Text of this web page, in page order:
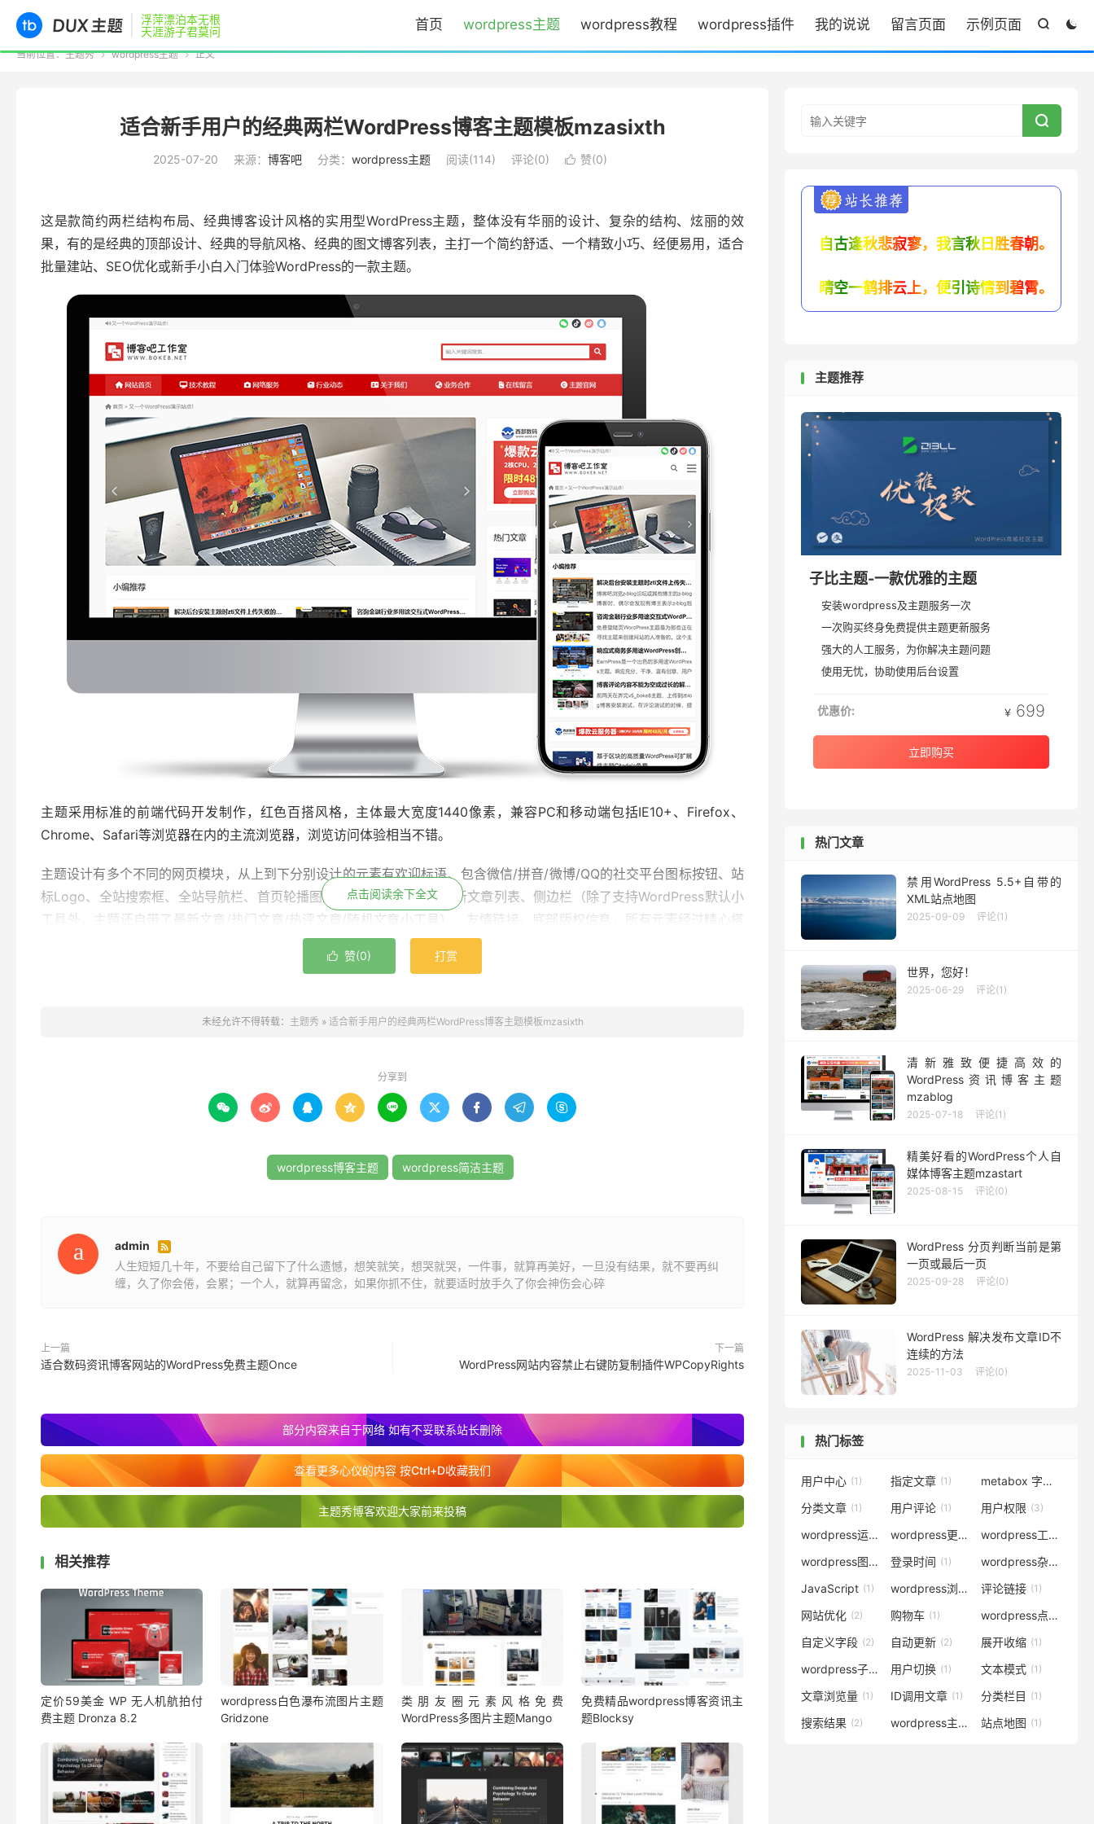
浮萍漂泊本无根
天涯游子君莫问


首页 wordpress主题 wordpress教程 wordpress插件 我的说说 留言页面 示例页面
当前位置：主题秀  wordpress主题  正文
适合新手用户的经典两栏WordPress博客主题模板mzasixth
2025-07-20 来源： 博客吧 分类： wordpress主题 阅读(114) 评论(0)  赞(0)
这是款简约两栏结构布局、经典博客设计风格的实用型WordPress主题，整体没有华丽的设计、复杂的结构、炫丽的效
果，有的是经典的顶部设计、经典的导航风格、经典的图文博客列表，主打一个简约舒适、一个精致小巧、经便易用，适合
批量建站、SEO优化或新手小白入门体验WordPress的一款主题。
主题采用标准的前端代码开发制作，红色百搭风格，主体最大宽度1440像素，兼容PC和移动端包括IE10+、Firefox、
Chrome、Safari等浏览器在内的主流浏览器，浏览访问体验相当不错。
主题设计有多个不同的网页模块，从上到下分别设计的元素有欢迎标语、包含微信/拼音/微博/QQ的社交平台图标按钮、站
标Logo、全站搜索框、全站导航栏、首页轮播图片、首页小编推荐、最新文章列表、侧边栏（除了支持WordPress默认小
工具外，主题还自带了最新文章/热门文章/热评文章/随机文章小工具）、友情链接、底部版权信息，所有元素经过精心搭
播图片（自由添加修改删除标题、链接和图片）等五个配置内容，基本做到了不需要修改主题代码即可对主题进行所需的设
如果对mzasixth主题有兴趣，更多的细节可以访问演示站浏览体验。
点击阅读余下全文
 赞(0) 打赏
未经允许不得转载： 主题秀 » 适合新手用户的经典两栏WordPress博客主题模板mzasixth
分享到
        
wordpress博客主题 wordpress简洁主题
admin 
人生短短几十年，不要给自己留下了什么遗憾，想笑就笑，想哭就哭，一件事，就算再美好，一旦没有结果，就不要再纠
缠，久了你会倦，会累；一个人，就算再留念，如果你抓不住，就要适时放手久了你会神伤会心碎
上一篇
适合数码资讯博客网站的WordPress免费主题Once
下一篇
WordPress网站内容禁止右键防复制插件WPCopyRights
部分内容来自于网络 如有不妥联系站长删除
查看更多心仪的内容 按Ctrl+D收藏我们
主题秀博客欢迎大家前来投稿
相关推荐
定价59美金 WP 无人机航拍付
费主题 Dronza 8.2
wordpress白色瀑布流图片主题
Gridzone
类朋友圈元素风格免费
WordPress多图片主题Mango
免费精品wordpress博客资讯主
题Blocksy

自古逢秋悲寂寥，我言秋日胜春朝。
晴空一鹤排云上，便引诗情到碧霄。
主题推荐
子比主题-一款优雅的主题
安装wordpress及主题服务一次
一次购买终身免费提供主题更新服务
强大的人工服务，为你解决主题问题
使用无忧，协助使用后台设置
￥ 699
优惠价:
立即购买
热门文章
禁用WordPress 5.5+自带的
XML站点地图
2025-09-09 评论(1)
世界，您好！
2025-06-29 评论(1)
清新雅致便捷高效的
WordPress资讯博客主题
mzablog
2025-07-18 评论(1)
精美好看的WordPress个人自
媒体博客主题mzastart
2025-08-15 评论(0)
WordPress 分页判断当前是第
一页或最后一页
2025-09-28 评论(0)
WordPress 解决发布文章ID不
连续的方法
2025-11-03 评论(0)
热门标签
用户中心 (1) 指定文章 (1) metabox 字段
分类文章 (1) 用户评论 (1) 用户权限 (3)
wordpress运行速度 (1) wordpress更新 (3)
wordpress工作室主题
wordpress图片压缩
(1)
登录时间 (1) wordpress杂志主题
JavaScript (1) wordpress浏览量 (1)
评论链接 (1)
网站优化 (2) 购物车 (1) wordpress点赞
自定义字段 (2) 自动更新 (2) 展开收缩 (1)
wordpress子分类 (1)
用户切换 (1) 文本模式 (1)
文章浏览量 (1) ID调用文章 (1) 分类栏目 (1)
搜索结果 (2) wordpress主题 (10)
站点地图 (1)